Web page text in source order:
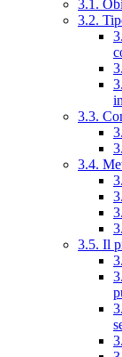
3.1.
3.2.
3.3.
3.4.
3.5. Il